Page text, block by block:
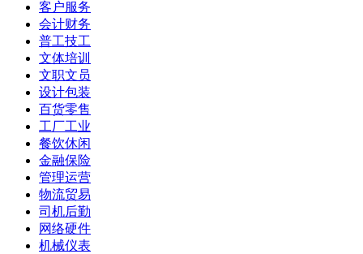
客户服务
会计财务
普工技工
文体培训
文职文员
设计包装
百货零售
工厂工业
餐饮休闲
金融保险
管理运营
物流贸易
司机后勤
网络硬件
机械仪表